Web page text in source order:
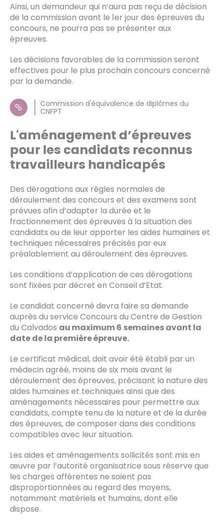
Ainsi, un demandeur qui n’aura pas reçu de décision
de la commission avant le 1er jour des épreuves du
concours, ne pourra pas se présenter aux
épreuves.
Les décisions favorables de la commission seront
effectives pour le plus prochain concours concerné
par la demande.
Commission d'équivalence de diplômes du
CNFPT
L'aménagement d’épreuves
pour les candidats reconnus
travailleurs handicapés
Des dérogations aux règles normales de
déroulement des concours et des examens sont
prévues afin d’adapter la durée et le
fractionnement des épreuves à la situation des
candidats ou de leur apporter les aides humaines et
techniques nécessaires précisés par eux
préalablement au déroulement des épreuves.
Les conditions d’application de ces dérogations
sont fixées par décret en Conseil d’Etat.
Le candidat concerné devra faire sa demande
auprès du service Concours du Centre de Gestion
du Calvados au maximum 6 semaines avant la
date de la première épreuve.
Le certificat médical, doit avoir été établi par un
médecin agréé, moins de six mois avant le
déroulement des épreuves, précisant la nature des
aides humaines et techniques ainsi que des
aménagements nécessaires pour permettre aux
candidats, compte tenu de la nature et de la durée
des épreuves, de composer dans des conditions
compatibles avec leur situation.
Les aides et aménagements sollicités sont mis en
œuvre par l’autorité organisatrice sous réserve que
les charges afférentes ne soient pas
disproportionnées au regard des moyens,
notamment matériels et humains, dont elle
dispose.